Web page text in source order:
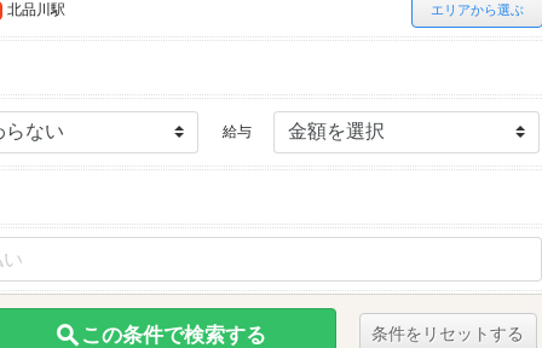
エリアから選ぶ
北品川駅
給与
この条件で検索する 条件をリセットする